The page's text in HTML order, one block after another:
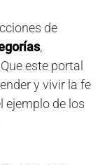
de
,
este portal
y vivir la fe
ejemplo de los